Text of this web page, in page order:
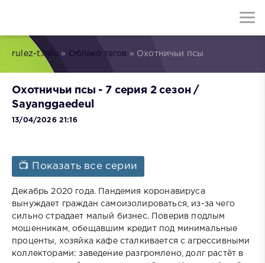
rulez-t.info » Облако тегов » Охотничьи псы
Охотничьи псы - 7 серия 2 сезон /
Sayanggaedeul
13/04/2026 21:16
📺 Показать все серии
Декабрь 2020 года. Пандемия коронавируса
вынуждает граждан самоизолироваться, из-за чего
сильно страдает малый бизнес. Поверив подлым
мошенникам, обещавшим кредит под минимальные
проценты, хозяйка кафе сталкивается с агрессивными
коллекторами: заведение разгромлено, долг растёт в